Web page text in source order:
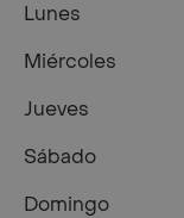
Lunes
Miércoles
Jueves
Sábado
Domingo